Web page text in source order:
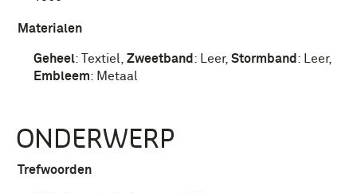
Materialen
Geheel: Textiel Zweetband : Leer, Stormband : Leer,
Embleem: Metaal
ONDERWERP
Trefwoorden